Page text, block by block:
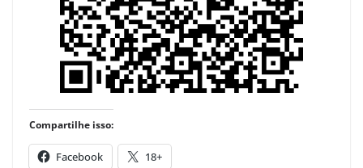
Compartilhe isso:
Facebook 18+